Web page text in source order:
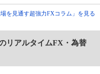
を見通す超強力FXコラム」を見る
リアルタイムFX・為替